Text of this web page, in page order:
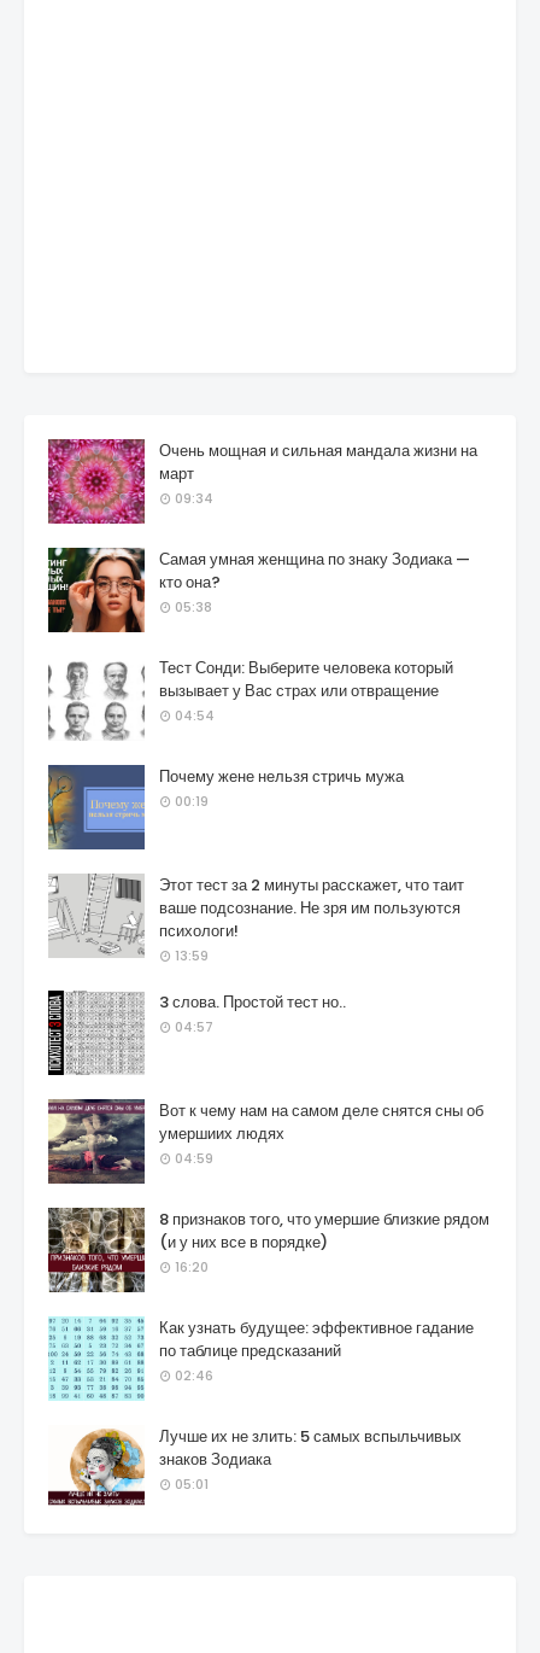
Очень мощная и сильная мандала жизни на
март
09:34
Самая умная женщина по знаку Зодиака —
кто она?
05:38
Тест Сонди: Выберите человека который
вызывает у Вас страх или отвращение
04:54
Почему жене нельзя стричь мужа
00:19
Этот тест за 2 минуты расскажет, что таит
ваше подсознание. Не зря им пользуются
психологи!
13:59
3 слова. Простой тест но..
04:57
Вот к чему нам на самом деле снятся сны об
умершиих людях
04:59
8 признаков того, что умершие близкие рядом
(и у них все в порядке)
16:20
Как узнать будущее: эффективное гадание
по таблице предсказаний
02:46
Лучше их не злить: 5 самых вспыльчивых
знаков Зодиака
05:01